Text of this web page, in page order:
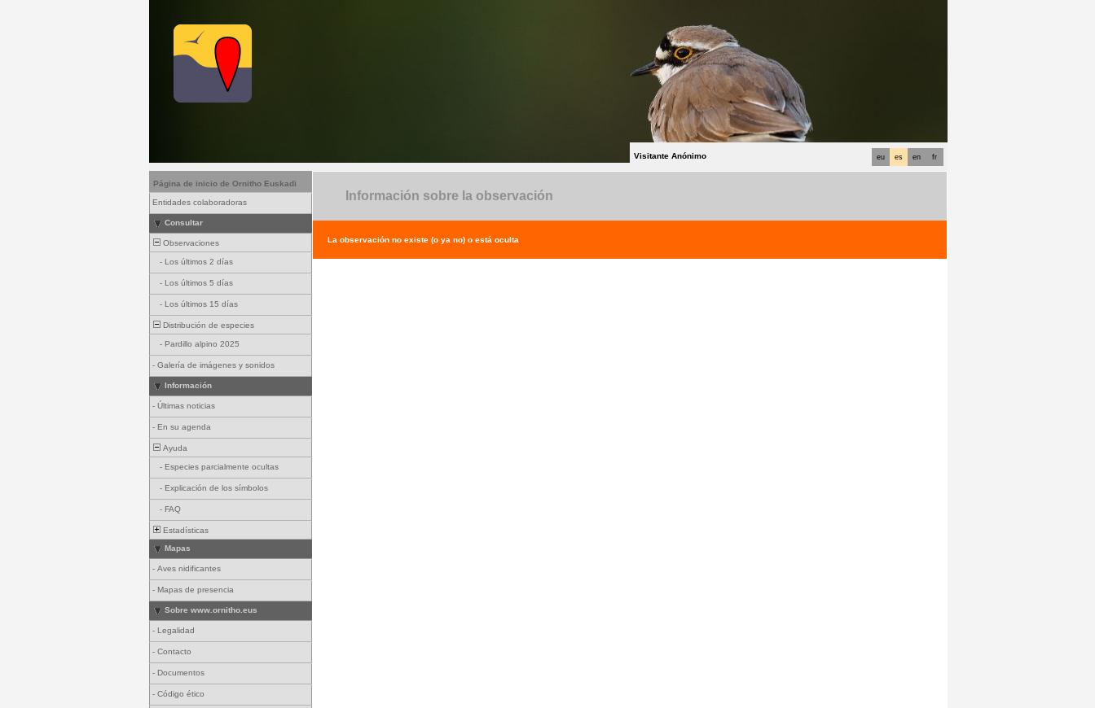
fr
en
es
eu
Visitante Anónimo
Página de inicio de Ornitho Euskadi
Entidades colaboradoras
Consultar
Observaciones
- Los últimos 2 días
- Los últimos 5 días
- Los últimos 15 días
Distribución de especies
- Pardillo alpino 2025
- Galería de imágenes y sonidos
Información
- Últimas noticias
- En su agenda
Ayuda
- Especies parcialmente ocultas
- Explicación de los símbolos
- FAQ
Estadísticas
Mapas
- Aves nidificantes
- Mapas de presencia
Sobre www.ornitho.eus
- Legalidad
- Contacto
- Documentos
- Código ético
Información sobre la observación
La observación no existe (o ya no) o está oculta